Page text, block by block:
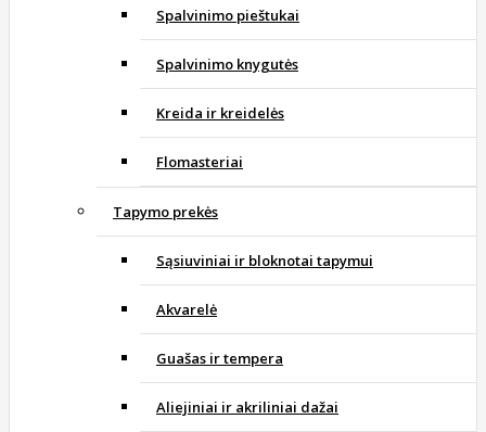
Spalvinimo pieštukai
Spalvinimo knygutės
Kreida ir kreidelės
Flomasteriai
Tapymo prekės
Sąsiuviniai ir bloknotai tapymui
Akvarelė
Guašas ir tempera
Aliejiniai ir akriliniai dažai